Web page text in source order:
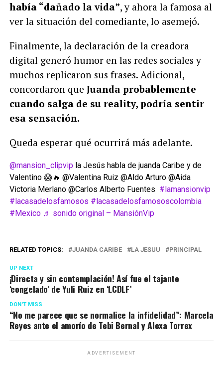
había “dañado la vida”, y ahora la famosa al
ver la situación del comediante, lo asemejó.
Finalmente, la declaración de la creadora
digital generó humor en las redes sociales y
muchos replicaron sus frases. Adicional,
concordaron que Juanda probablemente
cuando salga de su reality, podría sentir
esa sensación.
Queda esperar qué ocurrirá más adelante.
@mansion_clipvipla Jesús habla de juanda Caribe y de
Valentino 😱🔥 @Valentina Ruiz @Aldo Arturo @Aida
Victoria Merlano @Carlos Alberto Fuentes #lamansionvip
#lacasadelosfamosos #lacasadelosfamososcolombia
#Mexico ♬ sonido original – MansiónVip
RELATED TOPICS: JUANDA CARIBE LA JESUU PRINCIPAL
UP NEXT
¡Directa y sin contemplación! Así fue el tajante
‘congelado’ de Yuli Ruiz en ‘LCDLF’
DON'T MISS
“No me parece que se normalice la infidelidad”: Marcela
Reyes ante el amorío de Tebi Bernal y Alexa Torrex
ADVERTISEMENT